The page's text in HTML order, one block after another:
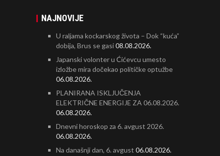
NAJNOVIJE
U raljama kockarskog života – Dok “kuća”
dobija, Brus se gasi08.08.2026.
Japanski volonter u Ćićevcu umesto
izložbe mira dočekao političke optužbe
06.08.2026.
PLANIRANA ISKLJUČENJA
ELEKTRIČNE ENERGIJE ZA 06.08.2026.
06.08.2026.
Dnevni horoskop za 6. avgust 2026.
06.08.2026.
Na današnji dan, 6. avgust 06.08.2026.